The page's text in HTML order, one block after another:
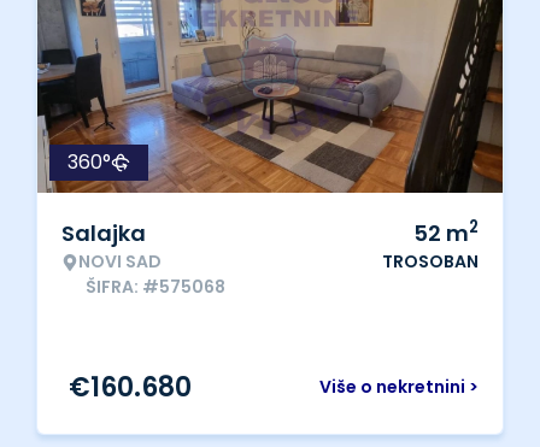
360°
Salajka
NOVI SAD
ŠIFRA: #575068
52 m2
TROSOBAN
Više o nekretnini >
€160.680